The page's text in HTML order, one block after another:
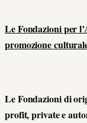
Le Fondazioni per
promozione
Le Fondazioni di
profit, private e